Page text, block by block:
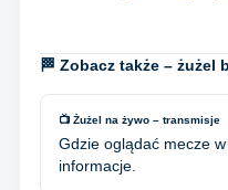
🏁 Zobacz także – żużel
📺 Żużel na żywo – transmisje
Gdzie oglądać mecze
informacje.